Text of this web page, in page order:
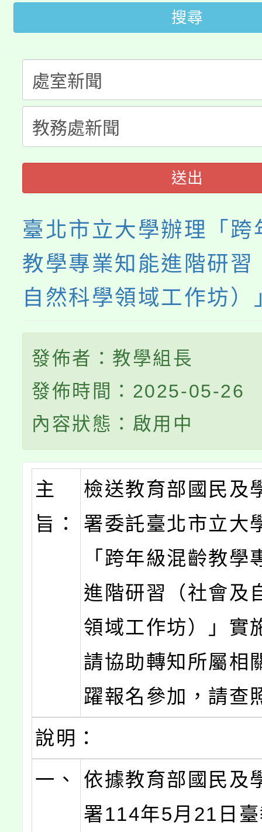
視費優惠，中低收入戶
者。
大園自造教育及科技
份教師研習
淨零綠生活教案入校路
會
115年食農教育專業人
程
搜尋
送出
臺北市立大學辦理「跨
教學專業知能進階研習
自然科學領域工作坊）
發佈者：教學組長
發佈時間：2025-05-26
內容狀態：啟用中
主
旨：
檢送教育部國民及
署委託臺北市立大
「跨年級混齡教學
進階研習（社會及
領域工作坊）」實
請協助轉知所屬相
躍報名參加，請查
說明：
一、
依據教育部國民及
署114年5月21日